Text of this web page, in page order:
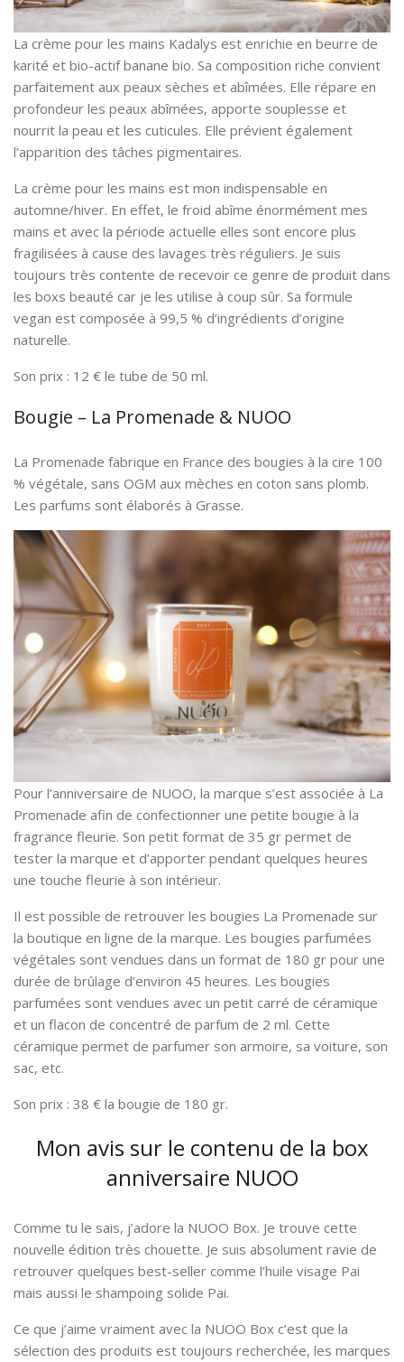
La crème pour les mains Kadalys est enrichie en beurre de
karité et bio-actif banane bio. Sa composition riche convient
parfaitement aux peaux sèches et abîmées. Elle répare en
profondeur les peaux abîmées, apporte souplesse et
nourrit la peau et les cuticules. Elle prévient également
l’apparition des tâches pigmentaires.
La crème pour les mains est mon indispensable en
automne/hiver. En effet, le froid abîme énormément mes
mains et avec la période actuelle elles sont encore plus
fragilisées à cause des lavages très réguliers. Je suis
toujours très contente de recevoir ce genre de produit dans
les boxs beauté car je les utilise à coup sûr. Sa formule
vegan est composée à 99,5 % d’ingrédients d’origine
naturelle.
Son prix : 12 € le tube de 50 ml.
Bougie – La Promenade & NUOO
La Promenade fabrique en France des bougies à la cire 100
% végétale, sans OGM aux mèches en coton sans plomb.
Les parfums sont élaborés à Grasse.
Pour l’anniversaire de NUOO, la marque s’est associée à La
Promenade afin de confectionner une petite bougie à la
fragrance fleurie. Son petit format de 35 gr permet de
tester la marque et d’apporter pendant quelques heures
une touche fleurie à son intérieur.
Il est possible de retrouver les bougies La Promenade sur
la boutique en ligne de la marque. Les bougies parfumées
végétales sont vendues dans un format de 180 gr pour une
durée de brûlage d’environ 45 heures. Les bougies
parfumées sont vendues avec un petit carré de céramique
et un flacon de concentré de parfum de 2 ml. Cette
céramique permet de parfumer son armoire, sa voiture, son
sac, etc.
Son prix : 38 € la bougie de 180 gr.
Mon avis sur le contenu de la box
anniversaire NUOO
Comme tu le sais, j’adore la NUOO Box. Je trouve cette
nouvelle édition très chouette. Je suis absolument ravie de
retrouver quelques best-seller comme l’huile visage Pai
mais aussi le shampoing solide Pai.
Ce que j’aime vraiment avec la NUOO Box c’est que la
sélection des produits est toujours recherchée, les marques